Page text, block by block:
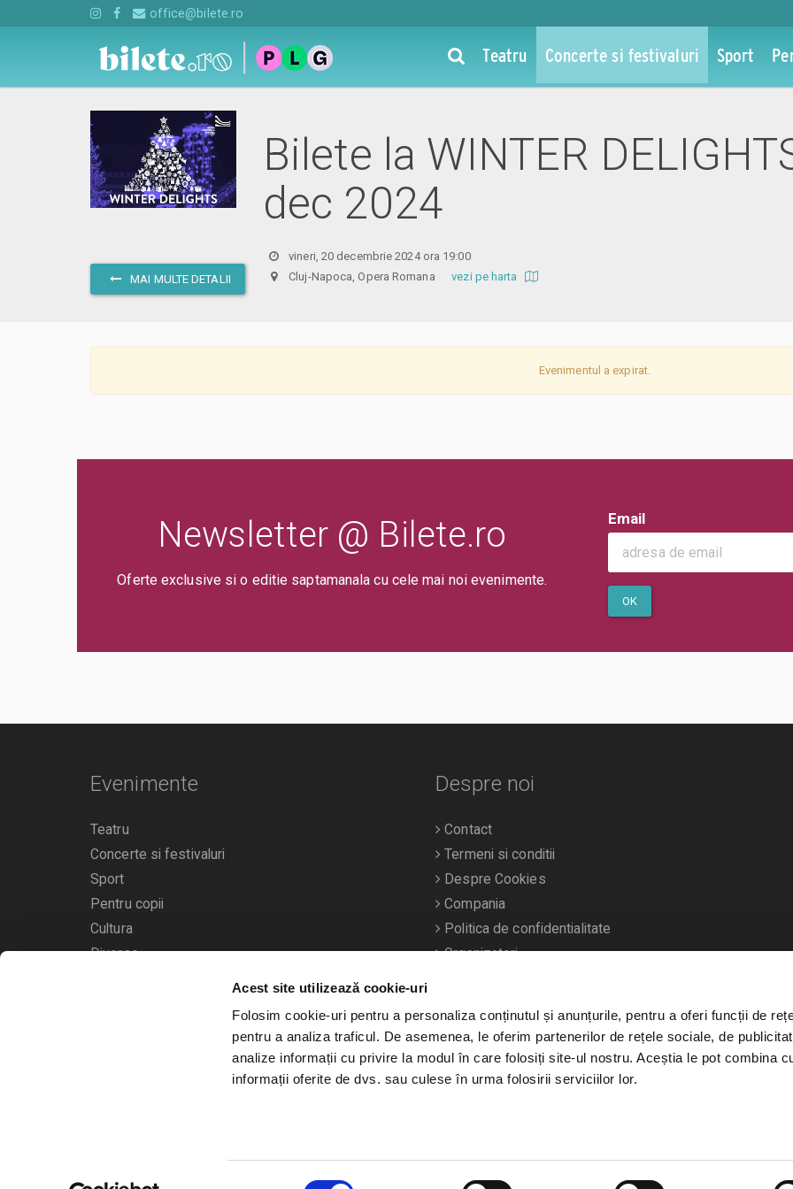
Acest site utilizează cookie-uri
Folosim cookie-uri pentru a personaliza conținutul și anunțurile, pentru a oferi funcții de
pentru a analiza traficul. De asemenea, le oferim partenerilor de rețele sociale, de
analize informații cu privire la modul în care folosiți site-ul nostru. Aceștia le pot combina
informații oferite de dvs. sau culese în urma folosirii serviciilor lor.
office@bilete.ro
Teatru Concerte si festivaluri Sport
MAI MULTE DETALII
Bilete la WINTER
dec 2024
vineri, 20 decembrie 2024 ora 19:00
Cluj-Napoca, Opera Romanavezi pe harta
Evenimentul a expirat.
Newsletter @ Bilete.ro
Oferte exclusive si o editie saptamanala cu cele mai noi evenimente.
Email
OK
Evenimente
Teatru
Concerte si festivaluri
Sport
Pentru copii
Cultura
Diverse
Calendarul evenimentelor
Despre noi
Contact
Termeni si conditii
Despre Cookies
Compania
Politica de confidentialitate
Organizatori
Bilete.ro